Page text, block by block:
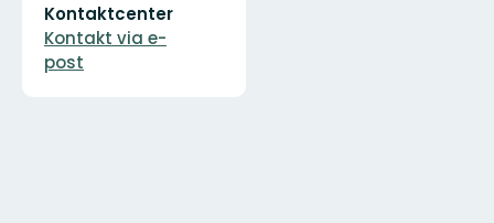
postadress
Kontaktcenter
Kontakt via e-
post